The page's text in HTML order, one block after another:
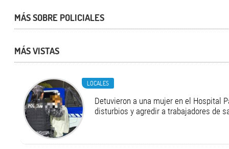
MÁS SOBRE POLICIALES
MÁS VISTAS
LOCALES
Detuvieron a una mujer en el Hospital
disturbios y agredir a trabajadores de